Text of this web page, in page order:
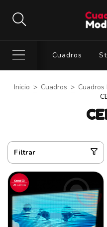
Cuadros
Inicio > Cuadros > Cuadros
Filtrar